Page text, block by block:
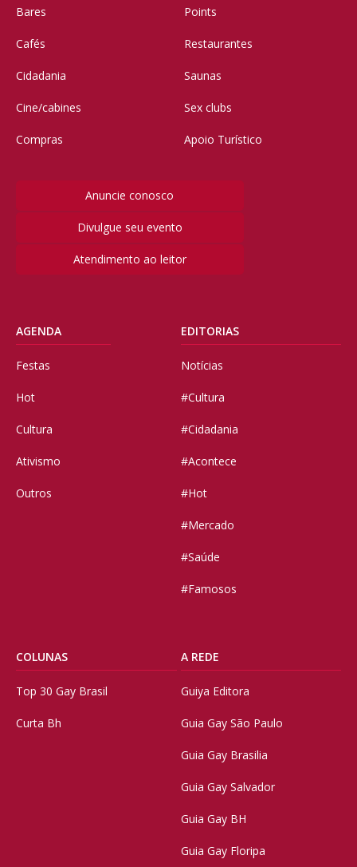
Bares
Cafés
Cidadania
Cine/cabines
Compras
Points
Restaurantes
Saunas
Sex clubs
Apoio Turístico
Anuncie conosco
Divulgue seu evento
Atendimento ao leitor
AGENDA
Festas
Hot
Cultura
Ativismo
Outros
EDITORIAS
Notícias
#Cultura
#Cidadania
#Acontece
#Hot
#Mercado
#Saúde
#Famosos
COLUNAS
Top 30 Gay Brasil
Curta Bh
A REDE
Guiya Editora
Guia Gay São Paulo
Guia Gay Brasilia
Guia Gay Salvador
Guia Gay BH
Guia Gay Floripa